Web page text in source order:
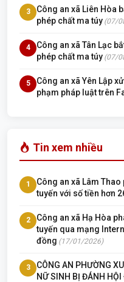
3
Công an xã Liên Hòa
phép chất ma túy (07/
4
Công an xã Tân Lạc
phép chất ma túy (07/
5
Công an xã Yên Lập
phạm pháp luật trên
Tin xem nhiều
1
Công an xã Lâm
tuyến với số tiền hơn
2
Công an xã Hạ Hòa
tuyến qua mạng
đồng (17/01/2026)
3
CÔNG AN PHƯỜNG
NỮ SINH BỊ ĐÁNH HỘI